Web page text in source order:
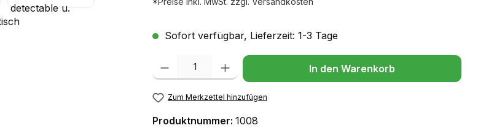
Sofort verfügbar, Lieferzeit: 1-3 Tage
Produkt Anzahl: Gib den gewünschten Wert ein oder benutze die Schaltflächen
In den Warenkorb
Zum Merkzettel hinzufügen
Produktnummer: 1008